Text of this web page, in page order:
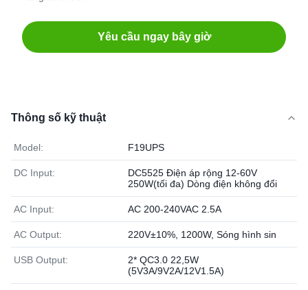
Yêu cầu ngay bây giờ
Thông số kỹ thuật
Model: F19UPS
DC Input:
DC5525 Điện áp rộng 12-60V
250W(tối đa) Dòng điện không đổi
AC Input: AC 200-240VAC 2.5A
AC Output: 220V±10%, 1200W, Sóng hình sin
USB Output:
2* QC3.0 22,5W
(5V3A/9V2A/12V1.5A)